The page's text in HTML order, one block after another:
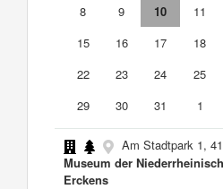
8
9 10 11
15
16 17 18
22
23 24 25
29
30 31 1
Am Stadtpark 1,
Museum der
Erckens